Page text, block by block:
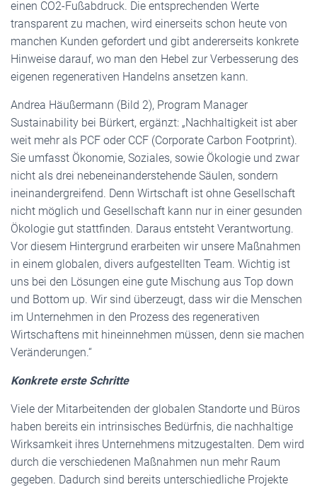
einen CO2-Fußabdruck. Die entsprechenden Werte
transparent zu machen, wird einerseits schon heute von
manchen Kunden gefordert und gibt andererseits konkrete
Hinweise darauf, wo man den Hebel zur Verbesserung des
eigenen regenerativen Handelns ansetzen kann.
Andrea Häußermann (Bild 2), Program Manager
Sustainability bei Bürkert, ergänzt: „Nachhaltigkeit ist aber
weit mehr als PCF oder CCF (Corporate Carbon Footprint).
Sie umfasst Ökonomie, Soziales, sowie Ökologie und zwar
nicht als drei nebeneinanderstehende Säulen, sondern
ineinandergreifend. Denn Wirtschaft ist ohne Gesellschaft
nicht möglich und Gesellschaft kann nur in einer gesunden
Ökologie gut stattfinden. Daraus entsteht Verantwortung.
Vor diesem Hintergrund erarbeiten wir unsere Maßnahmen
in einem globalen, divers aufgestellten Team. Wichtig ist
uns bei den Lösungen eine gute Mischung aus Top down
und Bottom up. Wir sind überzeugt, dass wir die Menschen
im Unternehmen in den Prozess des regenerativen
Wirtschaftens mit hineinnehmen müssen, denn sie machen
Veränderungen.“
Konkrete erste Schritte
Viele der Mitarbeitenden der globalen Standorte und Büros
haben bereits ein intrinsisches Bedürfnis, die nachhaltige
Wirksamkeit ihres Unternehmens mitzugestalten. Dem wird
durch die verschiedenen Maßnahmen nun mehr Raum
gegeben. Dadurch sind bereits unterschiedliche Projekte